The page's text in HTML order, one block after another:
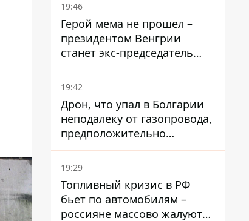
19:46
Герой мема не прошел –
президентом Венгрии
станет экс-председатель
Верховного Суда, которого
критиковал Орбан.
19:42
Дрон, что упал в Болгарии
неподалеку от газопровода,
предположительно
украинский - Минобороны
страны
19:29
Топливный кризис в РФ
бьет по автомобилям –
россияне массово жалуются